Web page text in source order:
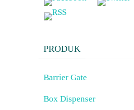
PRODUK
Barrier Gate
Box Dispenser